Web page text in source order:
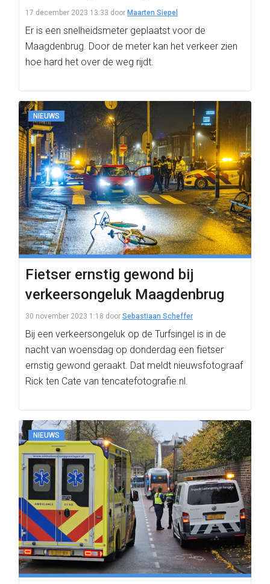
17 december 2023 13:33 door Maarten Siepel
Er is een snelheidsmeter geplaatst voor de
Maagdenbrug. Door de meter kan het verkeer zien
hoe hard het over de weg rijdt.
NIEUWS
Fietser ernstig gewond bij
verkeersongeluk Maagdenbrug
30 november 2023 1:18 door Sebastiaan Scheffer
Bij een verkeersongeluk op de Turfsingel is in de
nacht van woensdag op donderdag een fietser
ernstig gewond geraakt. Dat meldt nieuwsfotograaf
Rick ten Cate van tencatefotografie.nl.
NIEUWS